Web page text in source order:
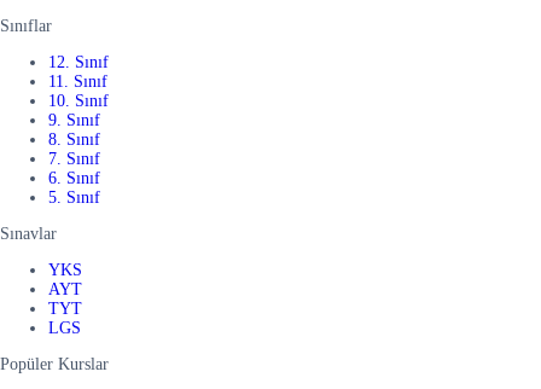
Sınıflar
12. Sınıf
11. Sınıf
10. Sınıf
9. Sınıf
8. Sınıf
7. Sınıf
6. Sınıf
5. Sınıf
Sınavlar
YKS
AYT
TYT
LGS
Popüler Kurslar